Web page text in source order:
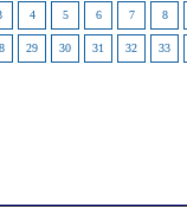
4 5 6 7 8
29 30 31 32 33